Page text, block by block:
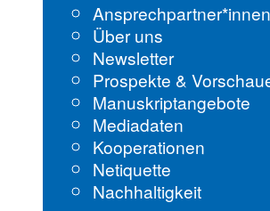
Über uns
Newsletter
Prospekte &
Manuskriptangebote
Mediadaten
Kooperationen
Netiquette
Nachhaltigkeit